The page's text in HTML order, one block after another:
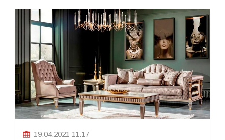
19.04.2021 11:17